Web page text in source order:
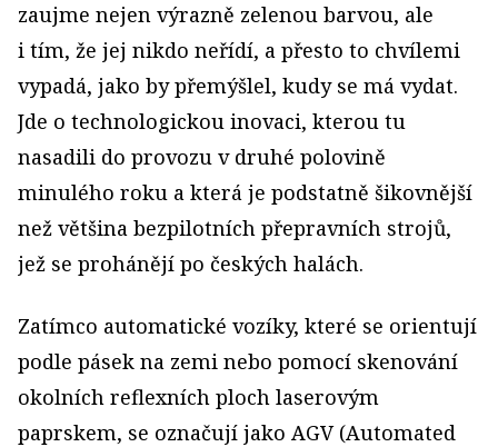
zaujme nejen výrazně zelenou barvou, ale
i tím, že jej nikdo neřídí, a přesto to chvílemi
vypadá, jako by přemýšlel, kudy se má vydat.
Jde o technologickou inovaci, kterou tu
nasadili do provozu v druhé polovině
minulého roku a která je podstatně šikovnější
než většina bezpilotních přepravních strojů,
jež se prohánějí po českých halách.
Zatímco automatické vozíky, které se orientují
podle pásek na zemi nebo pomocí skenování
okolních reflexních ploch laserovým
paprskem, se označují jako AGV (Automated